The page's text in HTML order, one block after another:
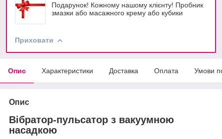
Подарунок! Кожному нашому клієнту! Пробник
змазки або масажного крему або кубики
Приховати
Опис Характеристики Доставка Оплата Умови
Опис
Вібратор-пульсатор з вакуумною
насадкою